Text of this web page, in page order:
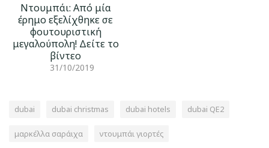
Ντουμπάι: Από μία
έρημο εξελίχθηκε σε
φουτουριστική
μεγαλούπολη! Δείτε το
βίντεο
31/10/2019
dubai dubai christmas dubai hotels dubai QE2
μαρκέλλα σαράιχα ντουμπάι γιορτές